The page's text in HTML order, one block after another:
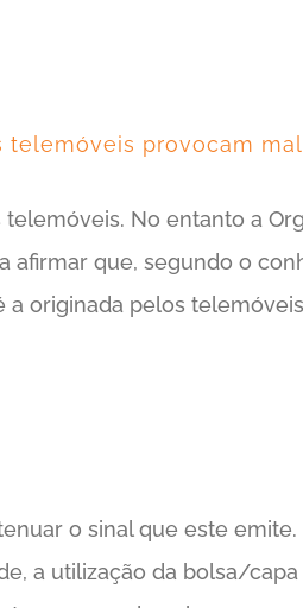
provocam
No entanto a
que, segundo o
originada pelos
o sinal que este
a utilização da bolsa/